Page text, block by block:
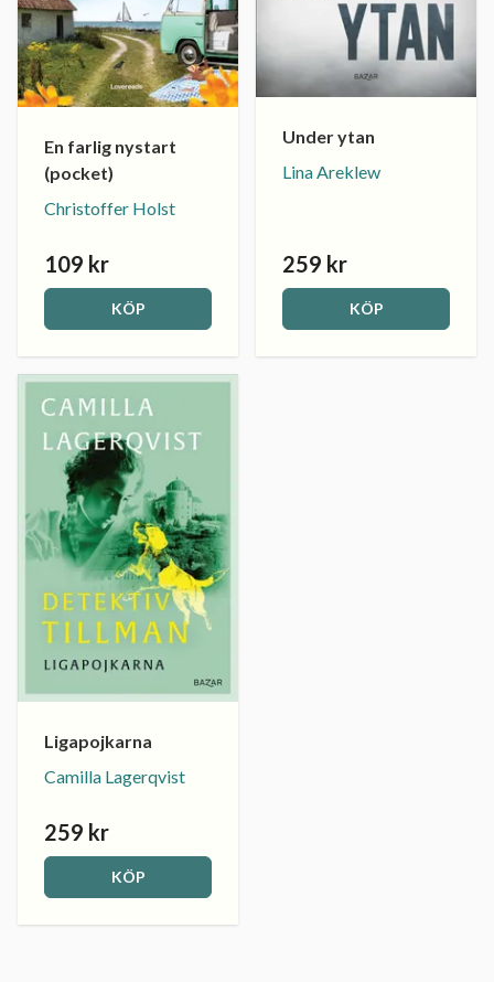
En farlig nystart
(pocket)
Christoffer Holst
109 kr
KÖP
Under ytan
Lina Areklew
259 kr
KÖP
Ligapojkarna
Camilla Lagerqvist
259 kr
KÖP